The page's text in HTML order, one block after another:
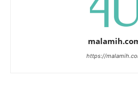
https://